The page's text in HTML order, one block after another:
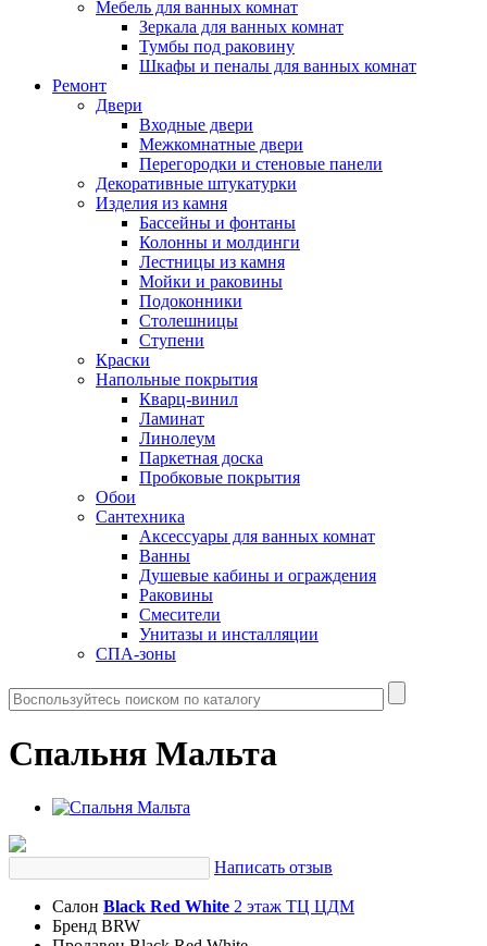
Мебель для ванных комнат
Зеркала для ванных комнат
Тумбы под раковину
Шкафы и пеналы для ванных комнат
Ремонт
Двери
Входные двери
Межкомнатные двери
Перегородки и стеновые панели
Декоративные штукатурки
Изделия из камня
Бассейны и фонтаны
Колонны и молдинги
Лестницы из камня
Мойки и раковины
Подоконники
Столешницы
Ступени
Краски
Напольные покрытия
Кварц-винил
Ламинат
Линолеум
Паркетная доска
Пробковые покрытия
Обои
Сантехника
Аксессуары для ванных комнат
Ванны
Душевые кабины и ограждения
Раковины
Смесители
Унитазы и инсталляции
СПА-зоны
Спальня Мальта
Написать отзыв
Салон Black Red White 2 этаж ТЦ ЦДМ
Бренд BRW